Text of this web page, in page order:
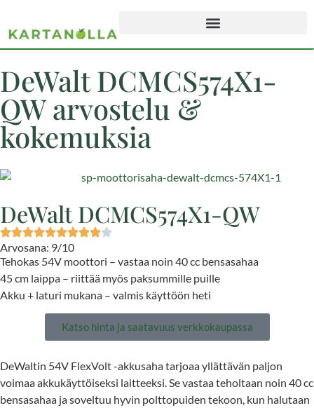
DeWalt DCMCS574X1-
QW arvostelu &
kokemuksia
DeWalt DCMCS574X1-QW
Arvosana: 9/10
Tehokas 54V moottori – vastaa noin 40 cc bensasahaa
45 cm laippa – riittää myös paksummille puille
Akku + laturi mukana – valmis käyttöön heti
Katso hinta ja saatavuus verkkokaupassa
DeWaltin 54V FlexVolt -akkusaha tarjoaa yllättävän paljon
voimaa akkukäyttöiseksi laitteeksi. Se vastaa teholtaan noin 40 cc
bensasahaa ja soveltuu hyvin polttopuiden tekoon, kun halutaan